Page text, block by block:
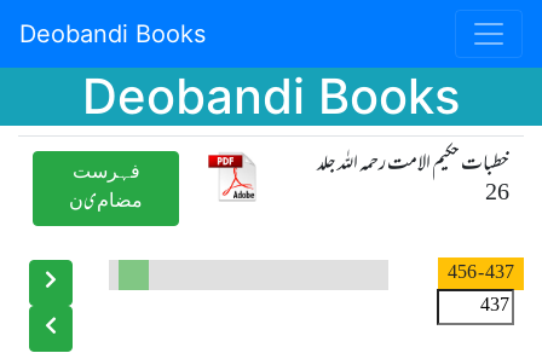
Deobandi Books
Deobandi Books
خطبات حکیم الامت رحمہ اللہ جلد
26
ﻓﮩﺮﺳﺖ
ﻣﻀﺎﻡیﻥ
437
- 456